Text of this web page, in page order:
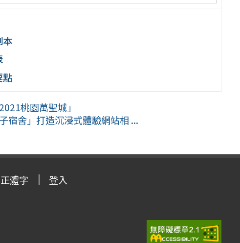
本
點
桃園萬聖城」
宿舍」打造沉浸式體驗網站相 ...
體字 登入